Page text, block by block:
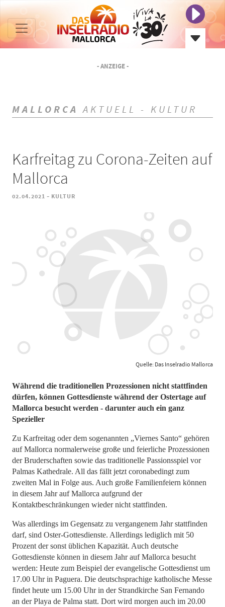
- ANZEIGE -
MALLORCA AKTUELL - KULTUR
Karfreitag zu Corona-Zeiten auf
Mallorca
02.04.2021 - KULTUR
Quelle: Das Inselradio Mallorca
Während die traditionellen Prozessionen nicht stattfinden
dürfen, können Gottesdienste während der Ostertage auf
Mallorca besucht werden - darunter auch ein ganz
Spezieller
Zu Karfreitag oder dem sogenannten „Viernes Santo“ gehören
auf Mallorca normalerweise große und feierliche Prozessionen
der Bruderschaften sowie das traditionelle Passionsspiel vor
Palmas Kathedrale. All das fällt jetzt coronabedingt zum
zweiten Mal in Folge aus. Auch große Familienfeiern können
in diesem Jahr auf Mallorca aufgrund der
Kontaktbeschränkungen wieder nicht stattfinden.
Was allerdings im Gegensatz zu vergangenem Jahr stattfinden
darf, sind Oster-Gottesdienste. Allerdings lediglich mit 50
Prozent der sonst üblichen Kapazität. Auch deutsche
Gottesdienste können in diesem Jahr auf Mallorca besucht
werden: Heute zum Beispiel der evangelische Gottesdienst um
17.00 Uhr in Paguera. Die deutschsprachige katholische Messe
findet heute um 15.00 Uhr in der Strandkirche San Fernando
an der Playa de Palma statt. Dort wird morgen auch im 20.00